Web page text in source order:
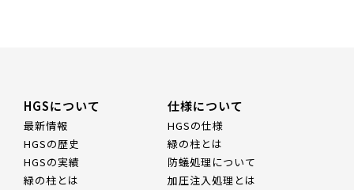
HGSについて
最新情報
HGSの歴史
HGSの実績
緑の柱とは
仕様について
HGSの仕様
緑の柱とは
防蟻処理について
加圧注入処理とは